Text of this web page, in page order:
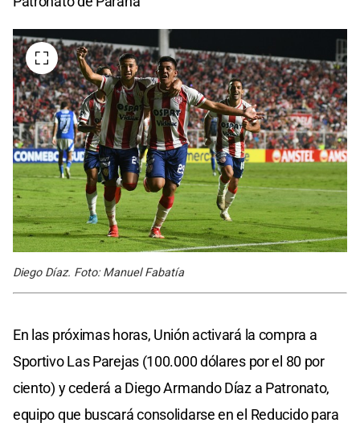
Diego Díaz. Foto: Manuel Fabatía
En las próximas horas, Unión activará la compra a
Sportivo Las Parejas (100.000 dólares por el 80 por
ciento) y cederá a Diego Armando Díaz a Patronato,
equipo que buscará consolidarse en el Reducido para